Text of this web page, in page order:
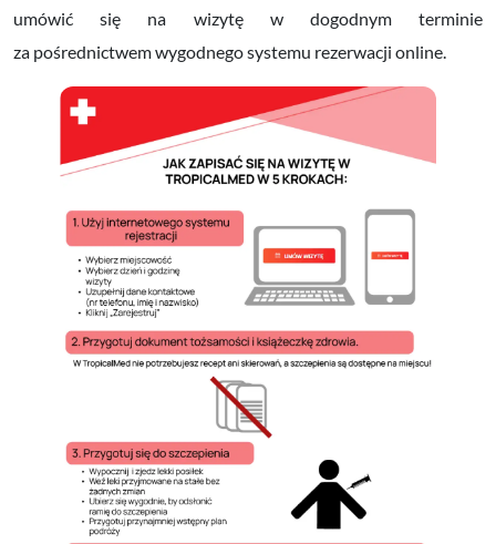
umówić się na wizytę w dogodnym terminie
za pośrednictwem wygodnego systemu rezerwacji online.